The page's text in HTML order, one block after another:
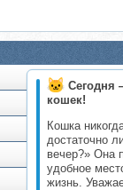
Сегодня
кошек!
Кошка
достаточно
вечер?» Она
удобное
жизнь.